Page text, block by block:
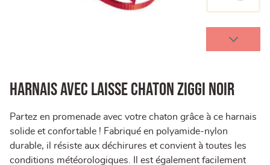
HARNAIS AVEC LAISSE CHATON ZIGGI NOIR
Partez en promenade avec votre chaton grâce à ce harnais
solide et confortable ! Fabriqué en polyamide-nylon
durable, il résiste aux déchirures et convient à toutes les
conditions météorologiques. Il est également facilement